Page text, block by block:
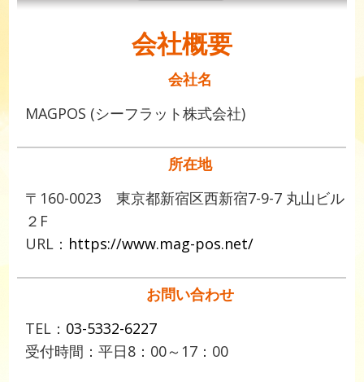
会社概要
会社名
MAGPOS (シーフラット株式会社)
所在地
〒160-0023 東京都新宿区西新宿7-9-7 丸山ビル
２F
URL： https://www.mag-pos.net/
お問い合わせ
TEL： 03-5332-6227
受付時間：平日8：00～17：00